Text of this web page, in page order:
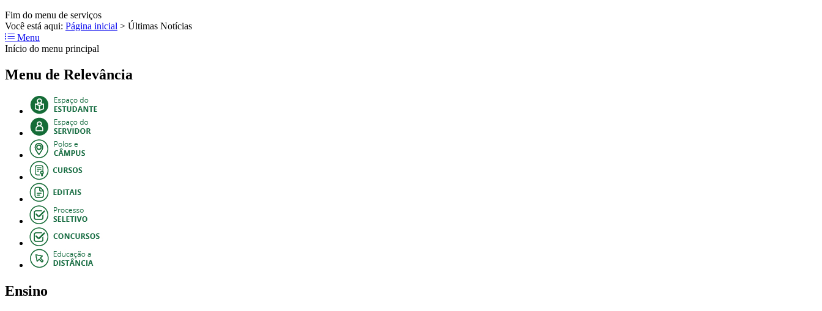
Fim do menu de serviços
Você está aqui: Página inicial > Últimas Notícias
Menu
Início do menu principal
Menu de Relevância
Ensino